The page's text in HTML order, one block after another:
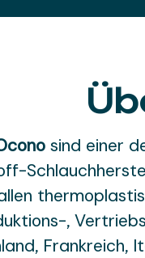
sind einer
,
Frankreich,